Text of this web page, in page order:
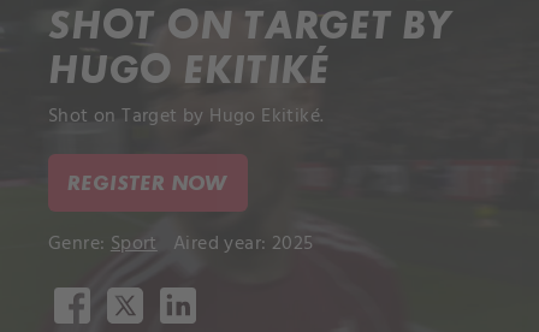
SHOT ON TARGET BY
HUGO EKITIKÉ
Shot on Target by Hugo Ekitiké.
REGISTER NOW
Genre: Sport Aired year: 2025